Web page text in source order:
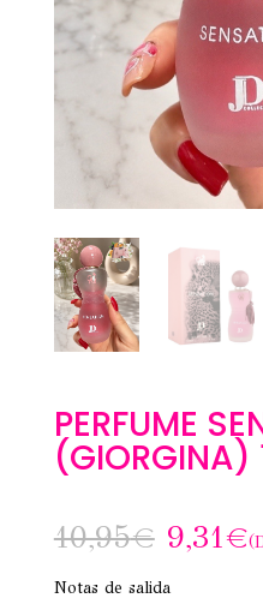
PERFUME
10,95€ 9,31€
Notas de salida